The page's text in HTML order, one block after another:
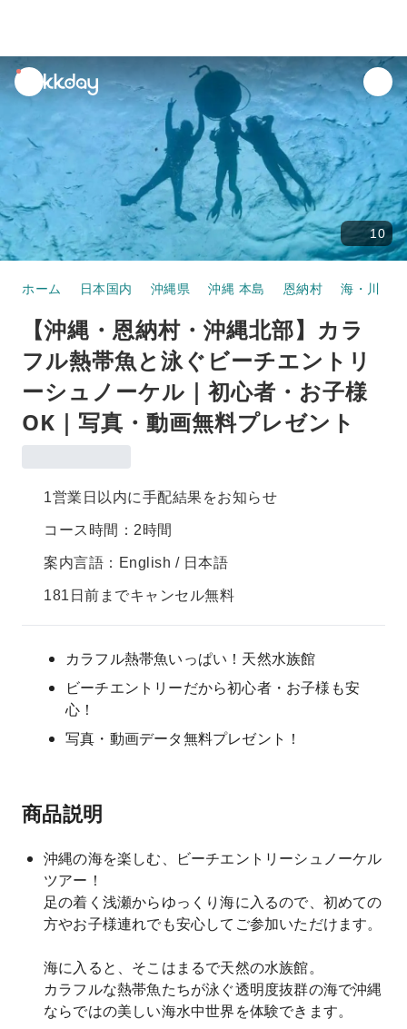
unread
notifications
10
ホーム 日本国内 沖縄県 沖縄 本島 恩納村 海・川・
【沖縄・恩納村・沖縄北部】カラ
フル熱帯魚と泳ぐビーチエントリ
ーシュノーケル｜初心者・お子様
OK｜写真・動画無料プレゼント
1営業日以内に手配結果をお知らせ
コース時間：2時間
案内言語：English / 日本語
181日前までキャンセル無料
カラフル熱帯魚いっぱい！天然水族館
ビーチエントリーだから初心者・お子様も安
心！
写真・動画データ無料プレゼント！
商品説明
沖縄の海を楽しむ、ビーチエントリーシュノーケル
ツアー！
足の着く浅瀬からゆっくり海に入るので、初めての
方やお子様連れでも安心してご参加いただけます。
海に入ると、そこはまるで天然の水族館。
カラフルな熱帯魚たちが泳ぐ透明度抜群の海で沖縄
ならではの美しい海水中世界を体験できます。